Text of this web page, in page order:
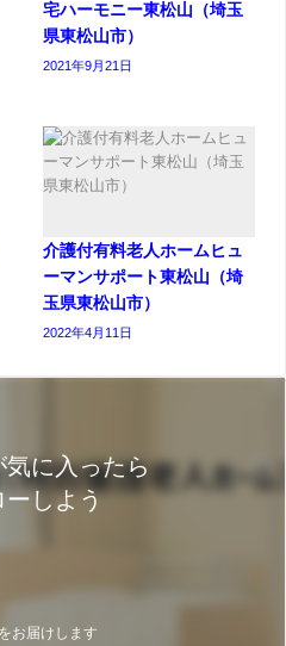
宅ハーモニー東松山（埼玉
県東松山市）
2021年9月21日
介護付有料老人ホームヒュ
ーマンサポート東松山（埼
玉県東松山市）
2022年4月11日
気に入ったら
ーしよう
お届けします